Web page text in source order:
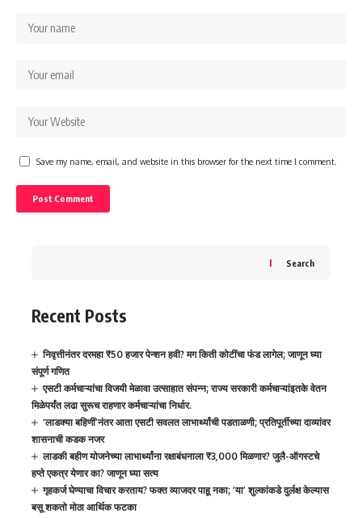
Save my name, email, and website in this browser for the next time I comment.
Search
Recent Posts
निवृत्तीनंतर दरमहा ₹50 हजार पेन्शन हवी? मग किती कोटींचा फंड लागेल; जाणून घ्या
संपूर्ण गणित
एसटी कर्मचाऱ्यांचा विजयी मेळावा उत्साहात संपन्न; राज्य सरकारी कर्मचाऱ्यांइतके वेतन
मिळेपर्यंत लढा सुरूच राहणार कर्मचाऱ्यांचा निर्धार.
‘लाडक्या बहिणीं’नंतर आता एसटी सवलत लाभार्थ्यांची पडताळणी; प्रतिपूर्तीच्या दाव्यांवर
शासनाची कडक नजर
लाडकी बहीण योजनेच्या लाभार्थ्यांना रक्षाबंधनाला ₹3,000 मिळणार? जुलै-ऑगस्टचे
हप्ते एकत्र येणार का? जाणून घ्या सत्य
गृहकर्ज घेण्याचा विचार करताय? फक्त व्याजदर पाहू नका; ‘या’ शुल्कांकडे दुर्लक्ष केल्यास
बसू शकतो मोठा आर्थिक फटका